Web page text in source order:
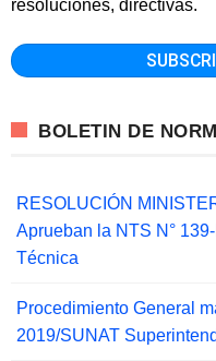
resoluciones, directivas.
BOLETIN DE
RESOLUCIÓN
Aprueban la NTS N°
Técnica
Procedimiento General
2019/SUNAT